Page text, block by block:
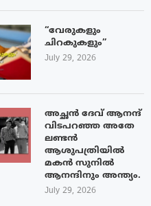
“വേരുകളും
ചിറകുകളും”
July 29, 2026
അച്ഛൻ ദേവ് ആനന്ദ്
വിടപറഞ്ഞ അതേ
ലണ്ടൻ
ആശുപത്രിയിൽ
മകൻ സുനിൽ
ആനന്ദിനും അന്ത്യം.
July 29, 2026